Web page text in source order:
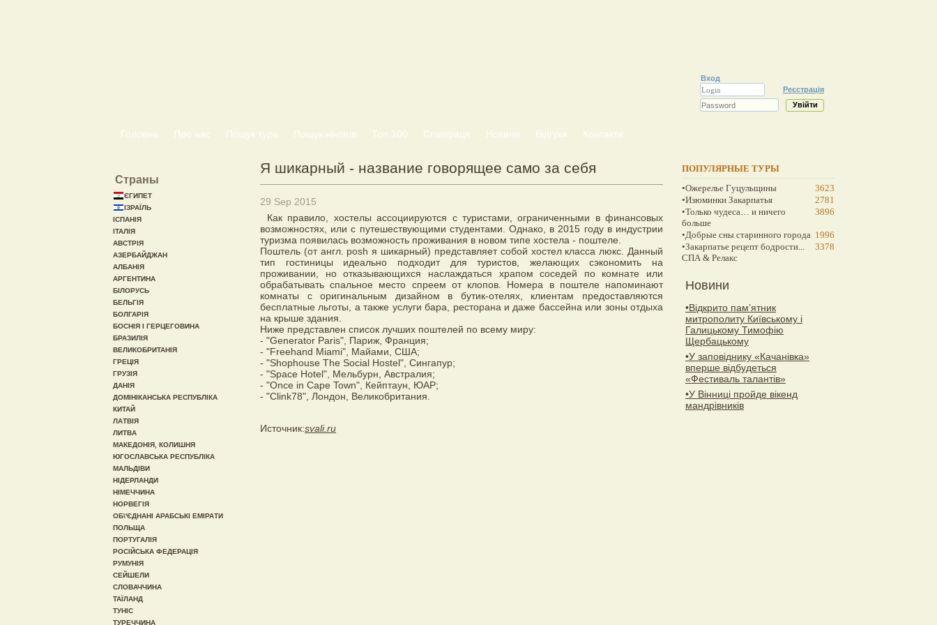
Вход
Реєстрація
Головна Про нас Пошук тура Пошук нічлігів Топ 100 Співпраця Новини Відгуки Контакти
Я шикарный - название говорящее само за себя
29 Sep 2015
Как правило, хостелы ассоциируются с туристами, ограниченными в финансовых
возможностях, или с путешествующими студентами. Однако, в 2015 году в индустрии
туризма появилась возможность проживания в новом типе хостела - поштеле.
Поштель (от англ. posh я шикарный) представляет собой хостел класса люкс. Данный
тип гостиницы идеально подходит для туристов, желающих сэкономить на
проживании, но отказывающихся наслаждаться храпом соседей по комнате или
обрабатывать спальное место спреем от клопов. Номера в поштеле напоминают
комнаты с оригинальным дизайном в бутик-отелях, клиентам предоставляются
бесплатные льготы, а также услуги бара, ресторана и даже бассейна или зоны отдыха
на крыше здания.
Ниже представлен список лучших поштелей по всему миру:
- "Generator Paris", Париж, Франция;
- "Freehand Miami", Майами, США;
- "Shophouse The Social Hostel", Сингапур;
- "Space Hotel", Мельбурн, Австралия;
- "Once in Cape Town", Кейптаун, ЮАР;
- "Clink78", Лондон, Великобритания.
Источник:svali.ru
Страны
ЄГИПЕТ
ІЗРАЇЛЬ
ІСПАНІЯ
ІТАЛІЯ
АВСТРІЯ
АЗЕРБАЙДЖАН
АЛБАНІЯ
АРГЕНТИНА
БІЛОРУСЬ
БЕЛЬГІЯ
БОЛГАРІЯ
БОСНІЯ І ГЕРЦЕГОВИНА
БРАЗИЛІЯ
ВЕЛИКОБРИТАНІЯ
ГРЕЦІЯ
ГРУЗІЯ
ДАНІЯ
ДОМІНІКАНСЬКА РЕСПУБЛІКА
КИТАЙ
ЛАТВІЯ
ЛИТВА
МАКЕДОНІЯ, КОЛИШНЯ
ЮГОСЛАВСЬКА РЕСПУБЛІКА
МАЛЬДІВИ
НІДЕРЛАНДИ
НІМЕЧЧИНА
НОРВЕГІЯ
ОБ\'ЄДНАНІ АРАБСЬКІ ЕМІРАТИ
ПОЛЬЩА
ПОРТУГАЛІЯ
РОСІЙСЬКА ФЕДЕРАЦІЯ
РУМУНІЯ
СЕЙШЕЛИ
СЛОВАЧЧИНА
ТАЇЛАНД
ТУНІС
ТУРЕЧЧИНА
ПОПУЛЯРНЫЕ ТУРЫ
•Ожерелье Гуцульщины
3623
•Изюминки Закарпатья
2781
•Только чудеса… и ничего
больше
3896
•Добрые сны старинного города 1996
•Закарпатье рецепт бодрости...
СПА & Релакс
3378
Новини
•Відкрито пам’ятник
митрополиту Київському і
Галицькому Тимофію
Щербацькому
•У заповіднику «Качанівка»
вперше відбудеться
«Фестиваль талантів»
•У Вінниці пройде вікенд
мандрівників